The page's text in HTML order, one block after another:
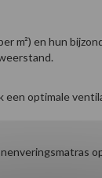
m²) en hun
optimale